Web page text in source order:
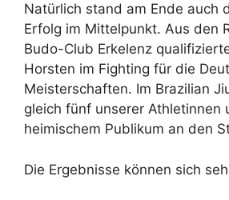
Natürlich stand am Ende auch
Erfolg im Mittelpunkt. Aus den
Budo-Club Erkelenz
Horsten im Fighting für die
Meisterschaften. Im Brazilian
gleich fünf unserer Athletinnen
heimischem Publikum an den
Die Ergebnisse können sich